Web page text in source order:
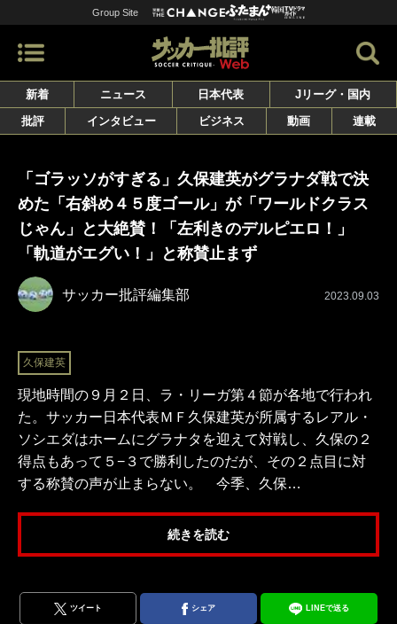
Group Site
新着 ニュース 日本代表
Jリーグ・国内
批評
インタビュー ビジネス 動画 連載
「ゴラッソがすぎる」久保建英がグラナダ戦で決
めた「右斜め４５度ゴール」が「ワールドクラス
じゃん」と大絶賛！「左利きのデルピエロ！」
「軌道がエグい！」と称賛止まず
サッカー批評編集部 2023.09.03
久保建英
現地時間の９月２日、ラ・リーガ第４節が各地で行われ
た。サッカー日本代表ＭＦ久保建英が所属するレアル・
ソシエダはホームにグラナタを迎えて対戦し、久保の２
得点もあって５−３で勝利したのだが、その２点目に対
する称賛の声が止まらない。 今季、久保…
続きを読む
ツイート シェア LINEで送る